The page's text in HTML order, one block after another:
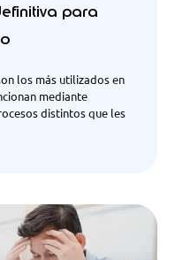
para
los más utilizados en
mediante
distintos que les